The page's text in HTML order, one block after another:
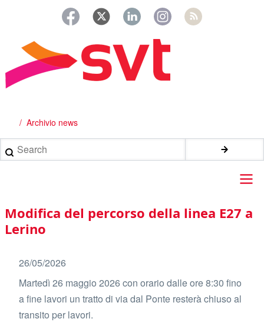
principale
Briciole
di
pane
Archivio news
Search
Main
navigation
Modifica del percorso della linea E27 a
Lerino
26/05/2026
Martedì 26 maggio 2026 con orario dalle ore 8:30 fino
a fine lavori un tratto di via dal Ponte resterà chiuso al
transito per lavori.